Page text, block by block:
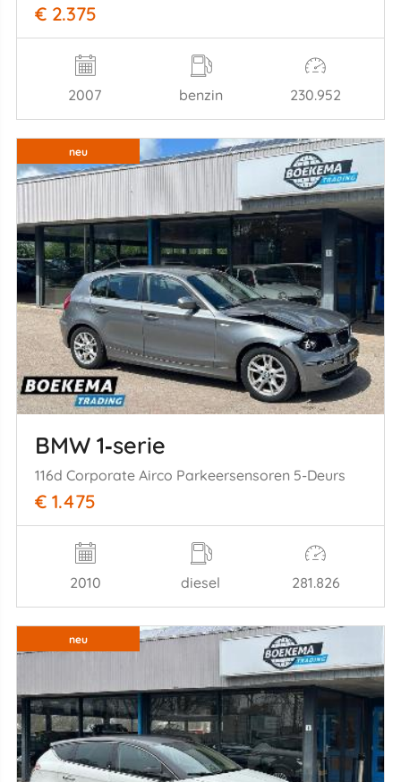
€ 2.375
2007 benzin 230.952
neu
BMW 1‑serie
116d Corporate Airco Parkeersensoren 5-Deurs
€ 1.475
2010 diesel 281.826
neu